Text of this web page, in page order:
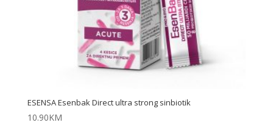
ESENSA Esenbak Direct ultra strong sinbiotik
10.90KM